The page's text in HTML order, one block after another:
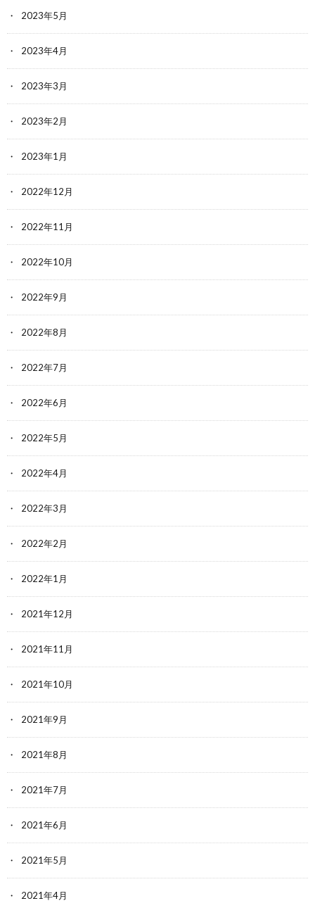
2023年5月
2023年4月
2023年3月
2023年2月
2023年1月
2022年12月
2022年11月
2022年10月
2022年9月
2022年8月
2022年7月
2022年6月
2022年5月
2022年4月
2022年3月
2022年2月
2022年1月
2021年12月
2021年11月
2021年10月
2021年9月
2021年8月
2021年7月
2021年6月
2021年5月
2021年4月